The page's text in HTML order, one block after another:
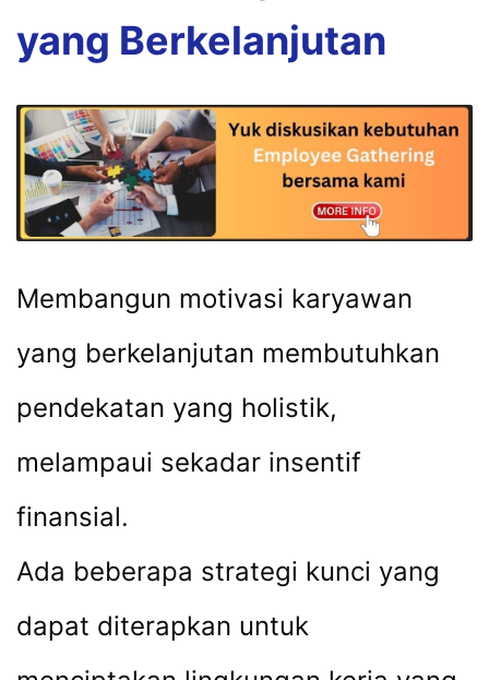
yang Berkelanjutan
Membangun motivasi karyawan
yang berkelanjutan membutuhkan
pendekatan yang holistik,
melampaui sekadar insentif
finansial.
Ada beberapa strategi kunci yang
dapat diterapkan untuk